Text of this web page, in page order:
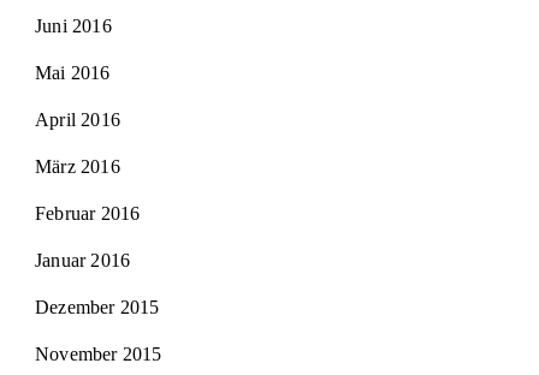
Juni 2016
Mai 2016
April 2016
März 2016
Februar 2016
Januar 2016
Dezember 2015
November 2015